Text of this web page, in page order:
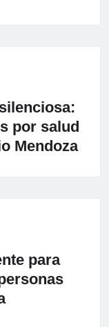
por salud
Mendoza
para